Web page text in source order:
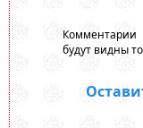
будут видны